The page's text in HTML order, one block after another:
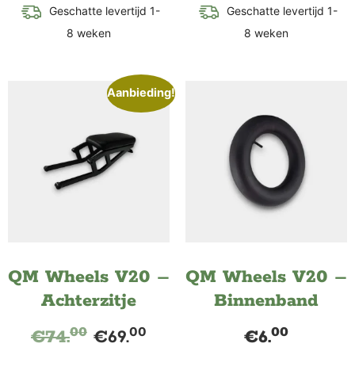
Geschatte levertijd 1-
8 weken
Geschatte levertijd 1-
8 weken
Aanbieding!
QM Wheels V20 –
Achterzitje
€74.00 €69.00
QM Wheels V20 –
Binnenband
€6.00